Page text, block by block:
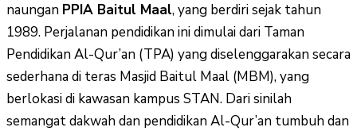
naungan PPIA Baitul Maal, yang berdiri sejak tahun
1989. Perjalanan pendidikan ini dimulai dari Taman
Pendidikan Al-Qur’an (TPA) yang diselenggarakan secara
sederhana di teras Masjid Baitul Maal (MBM), yang
berlokasi di kawasan kampus STAN. Dari sinilah
semangat dakwah dan pendidikan Al-Qur’an tumbuh dan